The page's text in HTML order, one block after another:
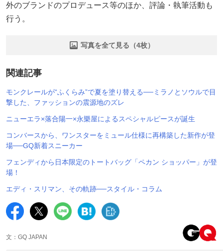
外のブランドのプロデュース等のほか、評論・執筆活動も
行う。
写真を全て見る（4枚）
関連記事
モンクレールが“ふくらみ”で夏を塗り替える──ミラノとソウルで目
撃した、ファッションの震源地のズレ
ニューエラ×落合陽一×永樂屋によるスペシャルピースが誕生
コンバースから、ワンスターをミュール仕様に再構築した新作が登
場──GQ新着スニーカー
フェンディから日本限定のトートバッグ「ペカン ショッパー」が登
場！
エディ・スリマン、その軌跡──スタイル・コラム
文：GQ JAPAN